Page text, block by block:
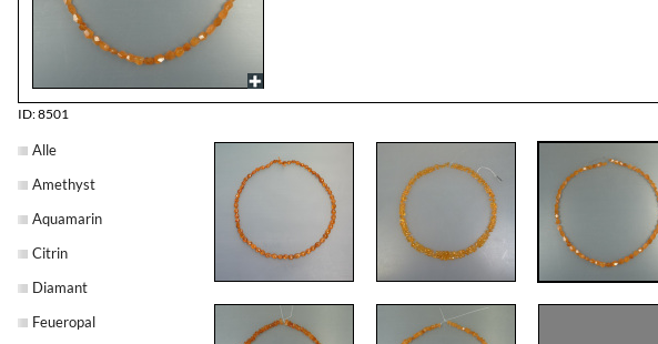
ID: 8501
Alle
Amethyst
Aquamarin
Citrin
Diamant
Feueropal